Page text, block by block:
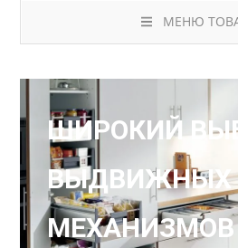
МЕНЮ
ШИРОКИЙ
ВЫДВИЖНЫХ
МЕХАНИЗМОВ